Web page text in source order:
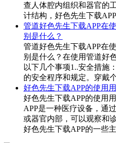
查人体腔内组织和器官的工
计结构，好色先生下载APP
管道好色先生下载APP在
别是什么？
管道好色先生下载APP在
别是什么？在使用管道好
以下几个事项1..安全措施
的安全程序和规定。穿戴
好色先生下载APP的使用用途
好色先生下载APP的使用用
APP是一种医疗设备，
或器官内部，可以观察
好色先生下载APP的一些主要